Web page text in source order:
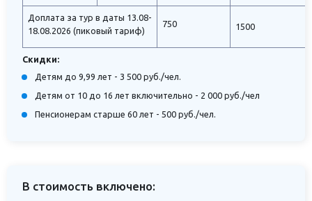
Доплата за тур в даты 13.08-
18.08.2026 (пиковый тариф)
750 1500
Скидки:
Детям до 9,99 лет - 3 500 руб./чел.
Детям от 10 до 16 лет включительно - 2 000 руб./чел
Пенсионерам старше 60 лет - 500 руб./чел.
В стоимость включено: